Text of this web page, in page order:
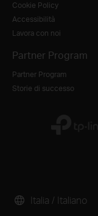
Cookie Policy
Accessibilità
Lavora con noi
Partner Program
Partner Program
Storie di successo
Italia / Italiano